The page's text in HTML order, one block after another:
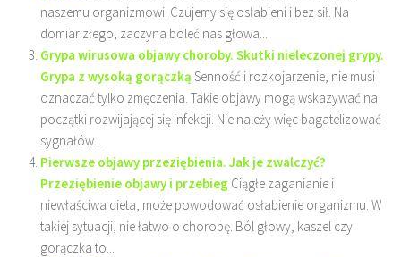
naszemu organizmowi. Czujemy się osłabieni i bez sił. Na
domiar złego, zaczyna boleć nas głowa...
Grypa wirusowa objawy choroby. Skutki nieleczonej grypy.
Grypa z wysoką gorączką Senność i rozkojarzenie, nie musi
oznaczać tylko zmęczenia. Takie objawy mogą wskazywać na
początki rozwijającej się infekcji. Nie należy więc bagatelizować
sygnałów...
Pierwsze objawy przeziębienia. Jak je zwalczyć?
Przeziębienie objawy i przebieg Ciągłe zaganianie i
niewłaściwa dieta, może powodować osłabienie organizmu. W
takiej sytuacji, nie łatwo o chorobę. Ból głowy, kaszel czy
gorączka to...